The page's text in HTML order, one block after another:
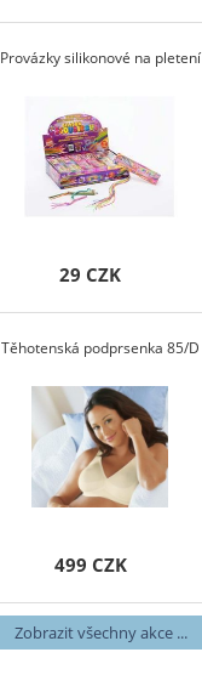
Provázky silikonové na pletení
29 CZK
Těhotenská podprsenka 85/D
499 CZK
Zobrazit všechny akce ...